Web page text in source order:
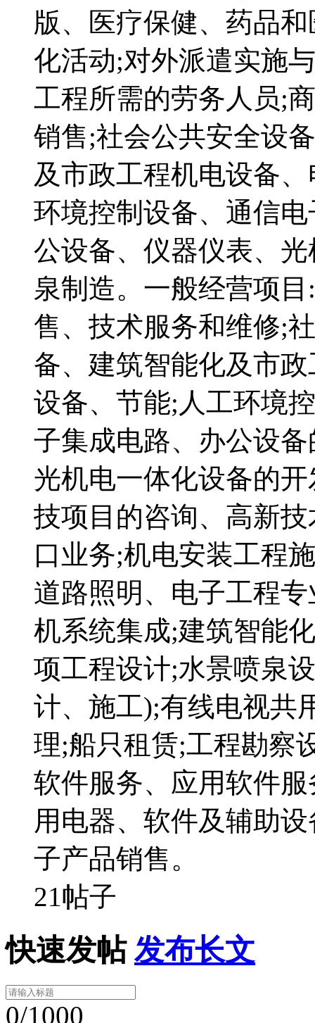
版、医疗保健、药品
化活动;对外派遣实施
工程所需的劳务人员;
销售;社会公共安全设
及市政工程机电设备
环境控制设备、通信
公设备、仪器仪表、
泉制造。一般经营项
售、技术服务和维修;
备、建筑智能化及市
设备、节能;人工环境
子集成电路、办公设
光机电一体化设备的
技项目的咨询、高新
口业务;机电安装工程
道路照明、电子工程
机系统集成;建筑智能
项工程设计;水景喷泉
计、施工);有线电视共
理;船只租赁;工程勘察
软件服务、应用软件
用电器、软件及辅助
子产品销售。
21帖子
快速发帖 发布长文
0/1000